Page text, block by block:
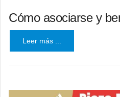
Cómo asociarse y
Leer más ...